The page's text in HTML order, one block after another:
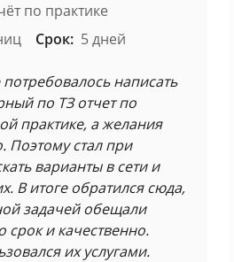
по практике
Срок: 5 дней
написать
по ТЗ отчет по
практике, а желания
Поэтому стал при
варианты в сети и
В итоге обратился сюда,
задачей обещали
срок и качественно.
их услугами.